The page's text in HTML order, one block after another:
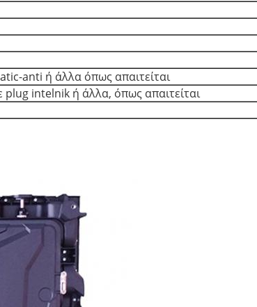
anti ή άλλα όπως απαιτείται
plug intelnik ή άλλα, όπως απαιτείται